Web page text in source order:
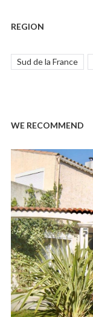
REGION
Sud de la France
WE RECOMMEND